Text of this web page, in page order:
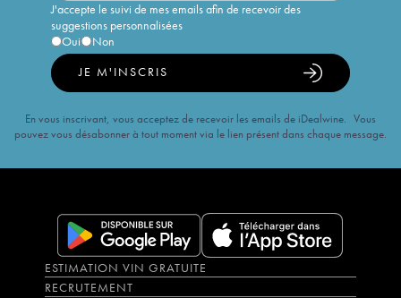
J'accepte le suivi de mes emails afin de recevoir des
suggestions personnalisées
Oui
Non
JE M'INSCRIS
En vous inscrivant, vous acceptez de recevoir les emails de iDealwine. Vous
pouvez vous désabonner à tout moment via le lien présent dans chaque message.
ESTIMATION VIN GRATUITE
RECRUTEMENT